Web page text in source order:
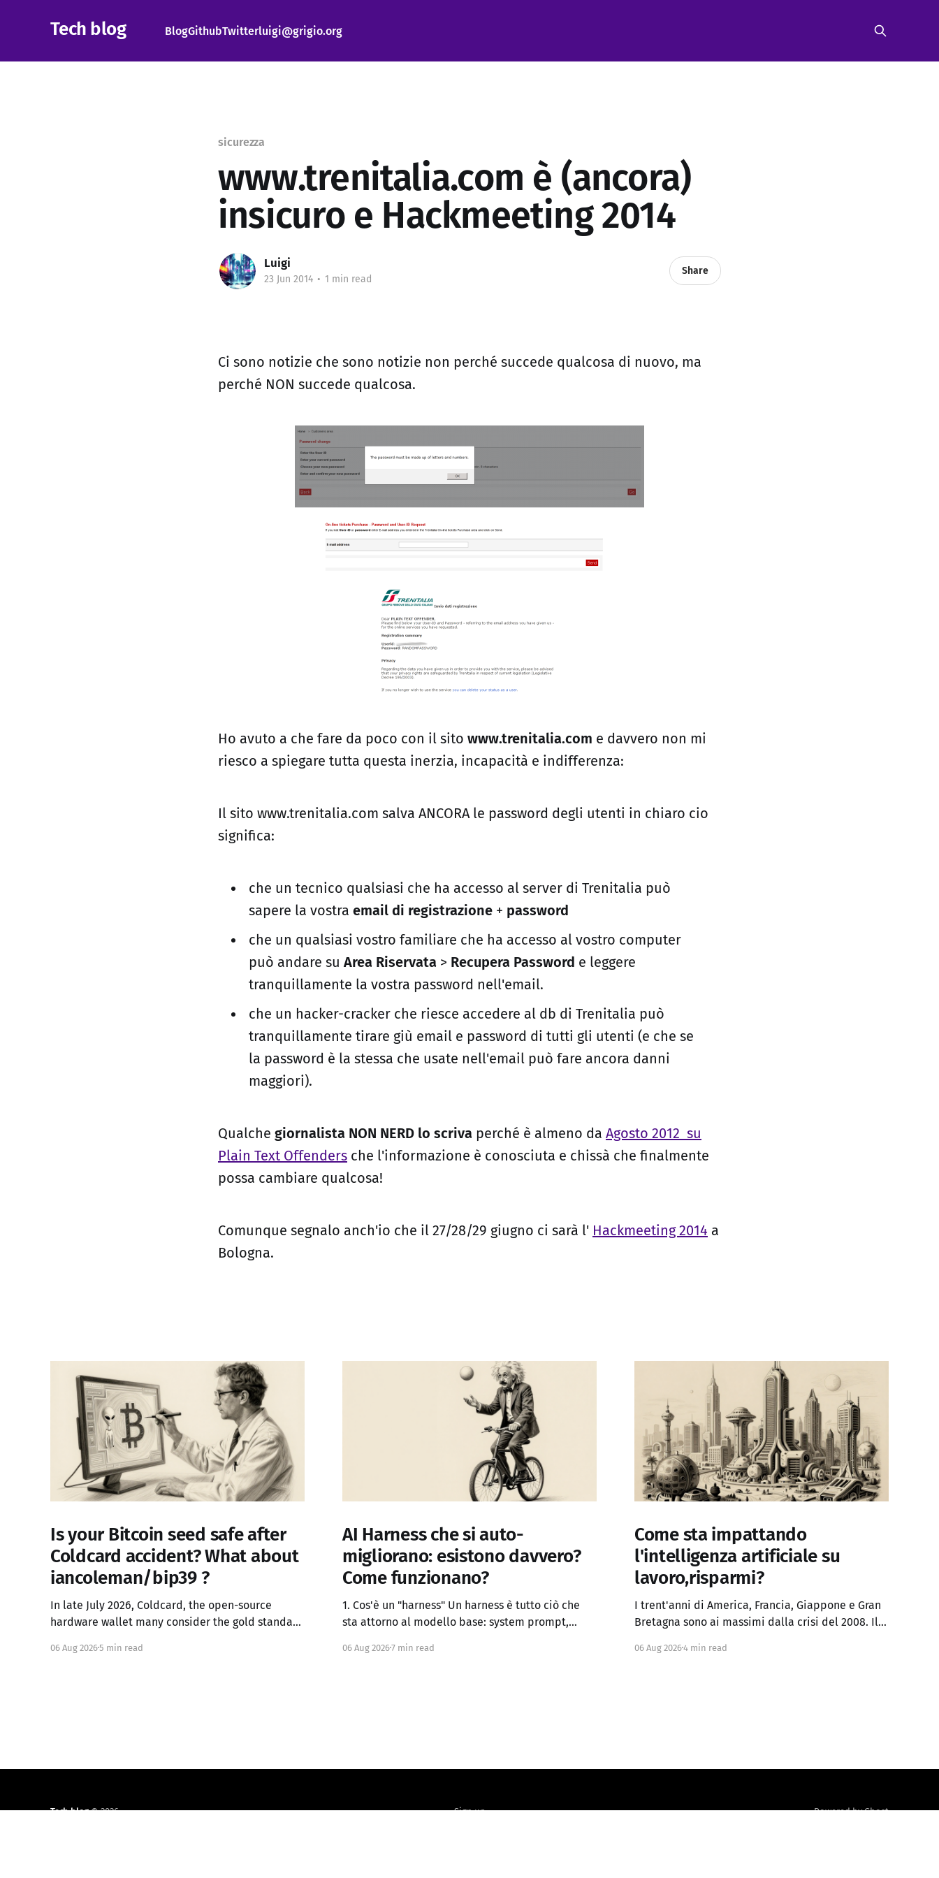
Tech blog BlogGithubTwitterluigi@grigio.org
sicurezza
www.trenitalia.com è (ancora)
insicuro e Hackmeeting 2014
Luigi
23 Jun 2014 • 1 min read
Share
Ci sono notizie che sono notizie non perché succede qualcosa di nuovo, ma
perché NON succede qualcosa.
Ho avuto a che fare da poco con il sito www.trenitalia.com e davvero non mi
riesco a spiegare tutta questa inerzia, incapacità e indifferenza:
Il sito www.trenitalia.com salva ANCORA le password degli utenti in chiaro cio
significa:
che un tecnico qualsiasi che ha accesso al server di Trenitalia può
sapere la vostra email di registrazione + password
che un qualsiasi vostro familiare che ha accesso al vostro computer
può andare su Area Riservata > Recupera Password e leggere
tranquillamente la vostra password nell'email.
che un hacker-cracker che riesce accedere al db di Trenitalia può
tranquillamente tirare giù email e password di tutti gli utenti (e che se
la password è la stessa che usate nell'email può fare ancora danni
maggiori).
Qualche giornalista NON NERD lo scriva perché è almeno da Agosto 2012 su
Plain Text Offenders che l'informazione è conosciuta e chissà che finalmente
possa cambiare qualcosa!
Comunque segnalo anch'io che il 27/28/29 giugno ci sarà l' Hackmeeting 2014 a
Bologna.
Is your Bitcoin seed safe after
Coldcard accident? What about
iancoleman/bip39 ?
In late July 2026, Coldcard, the open-source
hardware wallet many consider the gold standard
way. A firmware integration error from March 2021
06 Aug 20265 min read
AI Harness che si auto-
migliorano: esistono davvero?
Come funzionano?
1. Cos'è un "harness" Un harness è tutto ciò che
sta attorno al modello base: system prompt,
retry, branching), gestione del contesto, memoria
06 Aug 20267 min read
Come sta impattando
l'intelligenza artificiale su
lavoro,risparmi?
I trent'anni di America, Francia, Giappone e Gran
Bretagna sono ai massimi dalla crisi del 2008. Il
panico fiscale del 2022. Chi sperava che, a
06 Aug 20264 min read
Tech blog© 2026 Sign up Powered by Ghost